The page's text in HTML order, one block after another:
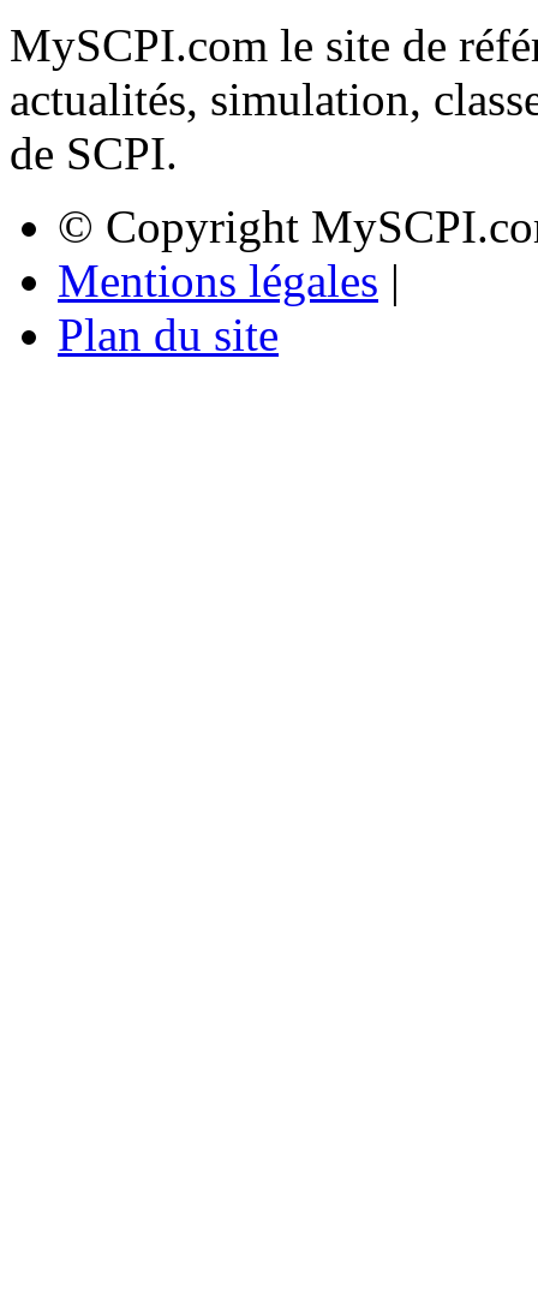
MySCPI.com le site de
actualités, simulation,
de SCPI.
© Copyright
Mentions légales |
Plan du site